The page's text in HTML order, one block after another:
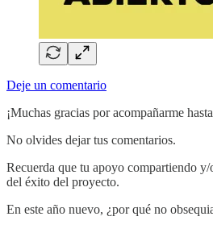
Deje un comentario
¡Muchas gracias por acompañarme
No olvides dejar tus comentarios.
Recuerda que tu apoyo compartiendo
del éxito del proyecto.
En este año nuevo, ¿por qué no